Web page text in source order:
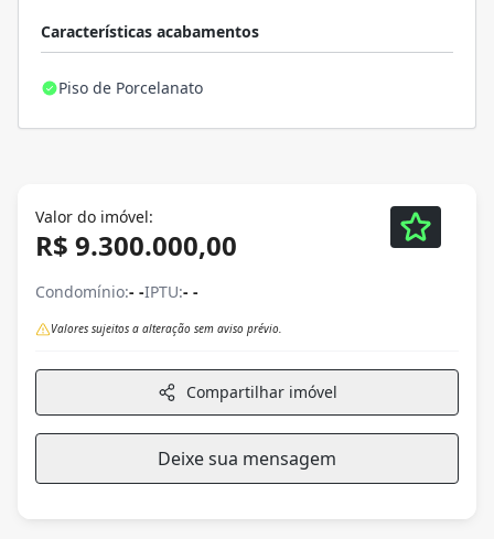
Características acabamentos
Piso de Porcelanato
Valor do imóvel:
R$ 9.300.000,00
Condomínio:- -IPTU:- -
Valores sujeitos a alteração sem aviso prévio.
Compartilhar imóvel
Deixe sua mensagem